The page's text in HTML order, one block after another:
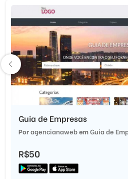
Guia de Empresas
PoragencianawebemGuia de
R$50